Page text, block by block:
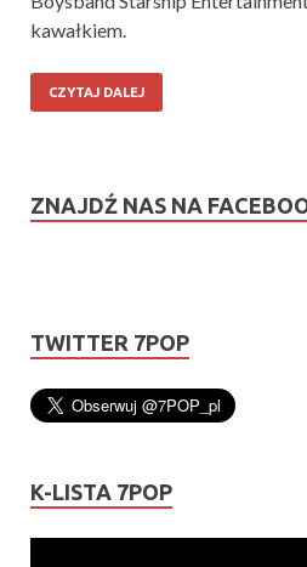
kawałkiem.
CZYTAJ DALEJ
ZNAJDŹ NAS NA
TWITTER 7POP
K-LISTA 7POP